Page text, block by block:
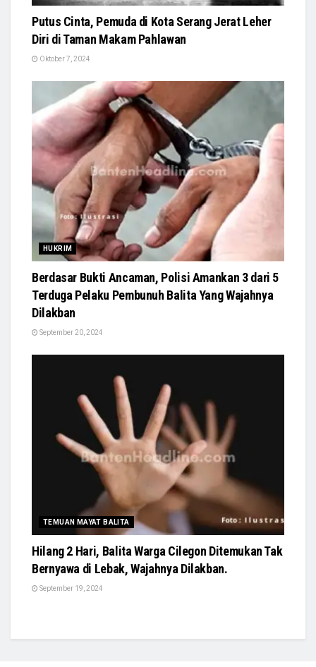
Putus Cinta, Pemuda di Kota Serang Jerat Leher
Diri di Taman Makam Pahlawan
Oktober 7, 2024
HUKRIM
Berdasar Bukti Ancaman, Polisi Amankan 3 dari 5
Terduga Pelaku Pembunuh Balita Yang Wajahnya
Dilakban
September 20, 2024
TEMUAN MAYAT BALITA
Hilang 2 Hari, Balita Warga Cilegon Ditemukan Tak
Bernyawa di Lebak, Wajahnya Dilakban.
September 19, 2024